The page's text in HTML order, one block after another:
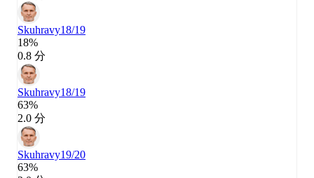
Skuhravy18/19
18%
0.8 分
Skuhravy18/19
63%
2.0 分
Skuhravy19/20
63%